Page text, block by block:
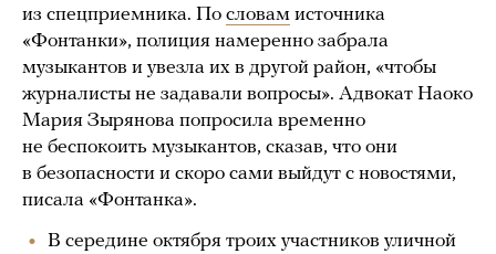
из спецприемника. По словам источника
«Фонтанки», полиция намеренно забрала
музыкантов и увезла их в другой район, «чтобы
журналисты не задавали вопросы». Адвокат Наоко
Мария Зырянова попросила временно
не беспокоить музыкантов, сказав, что они
в безопасности и скоро сами выйдут с новостями,
писала «Фонтанка».
В середине октября троих участников уличной